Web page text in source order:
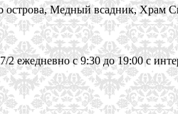
острова, Медный всадник, Храм
ежедневно с 9:30 до 19:00 с